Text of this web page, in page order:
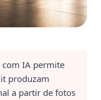
com IA permite
produzam
a partir de fotos